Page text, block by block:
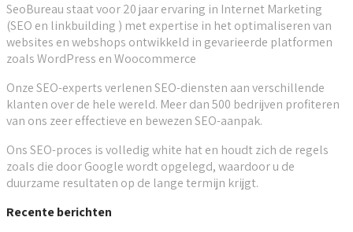
SeoBureau staat voor 20 jaar ervaring in Internet Marketing
(SEO en linkbuilding ) met expertise in het optimaliseren van
websites en webshops ontwikkeld in gevarieerde platformen
zoals WordPress en Woocommerce
Onze SEO-experts verlenen SEO-diensten aan verschillende
klanten over de hele wereld. Meer dan 500 bedrijven profiteren
van ons zeer effectieve en bewezen SEO-aanpak.
Ons SEO-proces is volledig white hat en houdt zich de regels
zoals die door Google wordt opgelegd, waardoor u de
duurzame resultaten op de lange termijn krijgt.
Recente berichten